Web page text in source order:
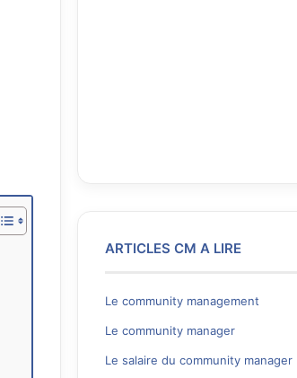
ARTICLES CM A LIRE
Le community management
Le community manager
Le salaire du community manager